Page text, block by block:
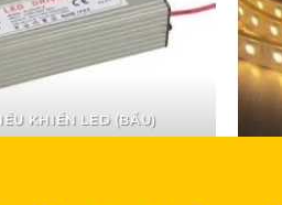
KHIỂN LED (BẦU)